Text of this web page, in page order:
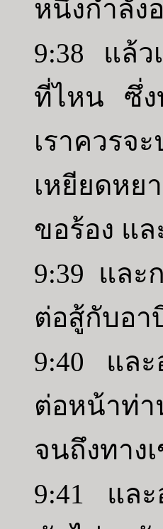
หนึ่งกำลัง
9:38 แล้ว
ที่ไหน ซึ่ง
เราควร
เหยียดห
ขอร้อง แล
9:39 และ
ต่อสู้กับอา
9:40 และ
ต่อหน้าท่
จนถึงทาง
9:41 และ